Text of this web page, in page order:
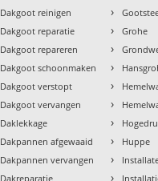
Dakgoot reinigen
Dakgoot reparatie
Dakgoot repareren
Dakgoot schoonmaken
Dakgoot verstopt
Dakgoot vervangen
Daklekkage
Dakpannen afgewaaid
Dakpannen vervangen
Dakreparatie
›
› Grohe
›
›
›
›
›
› Huppe
›
›